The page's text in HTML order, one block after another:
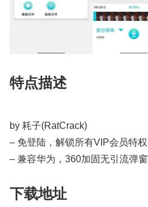
特点描述
by 耗子(RatCrack)
– 免登陆，解锁所有VIP会员特权
– 兼容华为，360加固无引流弹窗
下载地址